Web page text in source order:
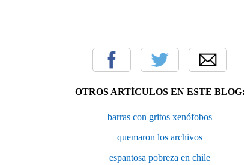
OTROS ARTÍCULOS EN ESTE BLOG:
barras con gritos xenófobos
quemaron los archivos
espantosa pobreza en chile